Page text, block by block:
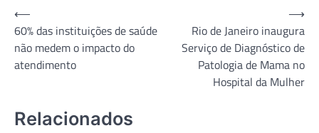
Navegação
de
Post
⟵
60% das instituições de saúde
não medem o impacto do
atendimento
Rio de Janeiro inaugura
Serviço de Diagnóstico de
Patologia de Mama no
Hospital da Mulher
⟶
Relacionados